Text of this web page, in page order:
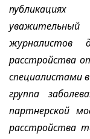
журналистов
расстройства
специалистами
группа
партнерской
расстройства